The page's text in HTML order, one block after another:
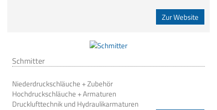
Zur Website
Schmitter
Niederdruckschläuche + Zubehör
Hochdruckschläuche + Armaturen
Drucklufttechnik und Hydraulikarmaturen